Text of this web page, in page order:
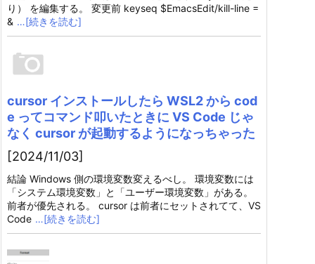
り） を編集する。 変更前 keyseq $EmacsEdit/kill-line =
& …[続きを読む]
cursor インストールしたら WSL2 から cod
e ってコマンド叩いたときに VS Code じゃ
なく cursor が起動するようになっちゃった
[2024/11/03]
結論 Windows 側の環境変数変えるべし。 環境変数には
「システム環境変数」と「ユーザー環境変数」がある。
前者が優先される。 cursor は前者にセットされてて、VS
Code …[続きを読む]